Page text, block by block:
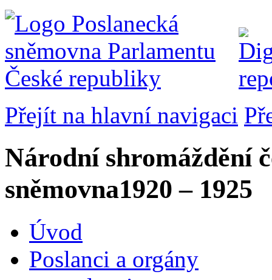
Přejít na hlavní navigaci
Národní shromáždění
sněmovna1920 – 1925
Úvod
Poslanci a orgány